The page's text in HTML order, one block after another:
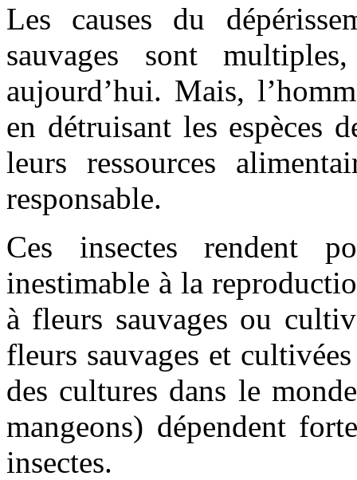
Les causes du
sauvages sont
aujourd’hui. Mais,
en détruisant les espèces
leurs ressources
responsable.
Ces insectes rendent
inestimable à la
à fleurs sauvages ou
fleurs sauvages et
des cultures dans le
mangeons) dépendent
insectes.